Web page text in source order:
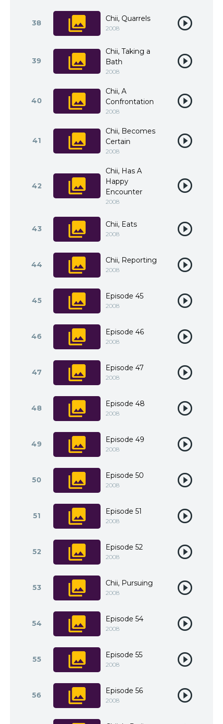
38 Chii, Quarrels
2008
39
Chii, Taking a
Bath
2008
40
Chii, A
Confrontation
2008
41
Chii, Becomes
Certain
2008
42
Chii, Has A
Happy
Encounter
2008
43 Chii, Eats
2008
44 Chii, Reporting
2008
45 Episode 45
2008
46 Episode 46
2008
47 Episode 47
2008
48 Episode 48
2008
49 Episode 49
2008
50 Episode 50
2008
51 Episode 51
2008
52 Episode 52
2008
53 Chii, Pursuing
2008
54 Episode 54
2008
55 Episode 55
2008
56 Episode 56
2008